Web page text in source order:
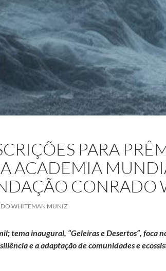
PARA
ACADEMIA
CONRADO
WHITEMAN MUNIZ
tema inaugural, “Geleiras e Desertos”, foca
e a adaptação de comunidades e
para prêmio de fotografia da Academia